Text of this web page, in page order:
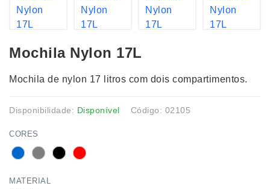
Mochila Nylon 17L
Mochila de nylon 17 litros com dois compartimentos.
Disponibilidade: Disponível Código: 02105
CORES
MATERIAL